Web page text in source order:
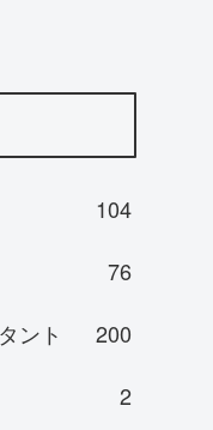
104
76
ント
200
2